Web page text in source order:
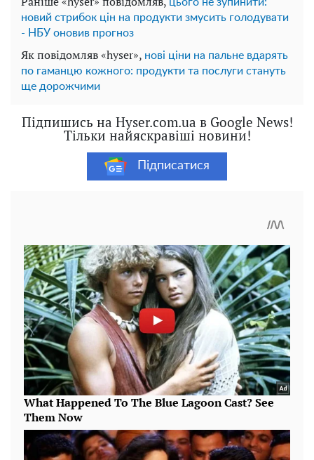
новий стрибок цін на продукти змусить голодувати
- НБУ оновив прогноз
Як повідомляв «hyser», нові ціни на пальне вдарять
по гаманцю кожного: продукти та послуги стануть
ще дорожчими
Підпишись на Hyser.com.ua в Google News!
Тільки найяскравіші новини!
Підписатися